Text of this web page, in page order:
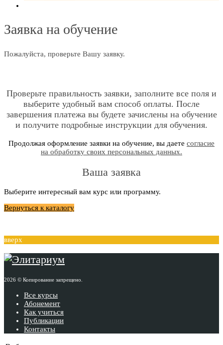
Заявка на обучение
Пожалуйста, проверьте Вашу заявку.
Проверьте правильность заявки, заполните все поля и
выберите удобный вам способ оплаты. После
завершения платежа вы будете зачислены на обучение
и получите подробные инструкции для обучения.
Продолжая оформление заявки на обучение, вы даете согласие
на обработку своих персональных данных.
Ваша заявка
Выберите интересный вам курс или программу.
Вернуться к каталогу
вверх
2026 © Копирование запрещено.
Все курсы
Абонемент
Как учиться
Публикации
Контакты